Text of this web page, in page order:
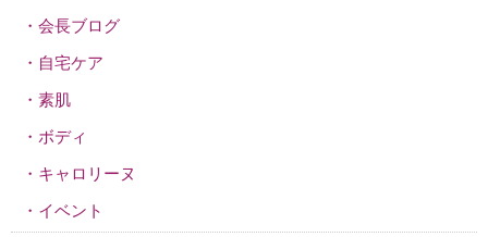
会長ブログ
自宅ケア
素肌
ボディ
キャロリーヌ
イベント